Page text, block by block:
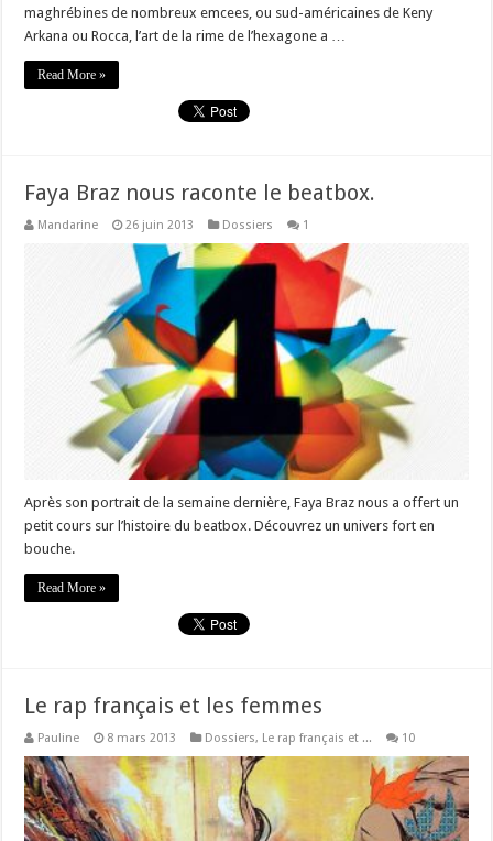
maghrébines de nombreux emcees, ou sud-américaines de Keny
Arkana ou Rocca, l’art de la rime de l’hexagone a …
Read More »
Faya Braz nous raconte le beatbox.
Mandarine 26 juin 2013 Dossiers 1
Après son portrait de la semaine dernière, Faya Braz nous a offert un
petit cours sur l’histoire du beatbox. Découvrez un univers fort en
bouche.
Read More »
Le rap français et les femmes
Pauline 8 mars 2013 Dossiers, Le rap français et ... 10